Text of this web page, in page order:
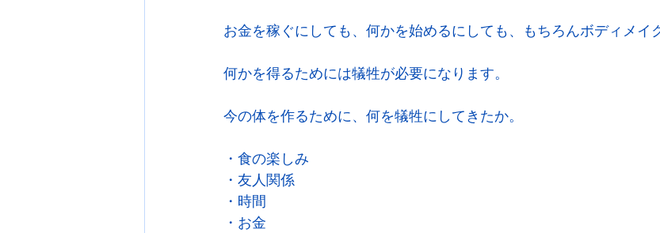
お金を稼ぐにしても、何かを始めるにしても、もちろんボディメイ
何かを得るためには犠牲が必要になります。
今の体を作るために、何を犠牲にしてきたか。
・食の楽しみ
・友人関係
・時間
・お金